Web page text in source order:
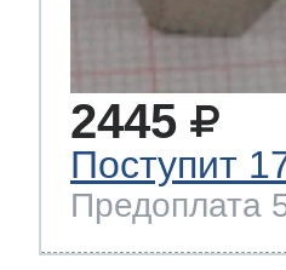
2445
Поступит
Предоплата